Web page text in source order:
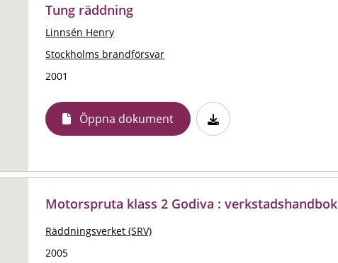
Tung räddning
Linnsén Henry
Stockholms brandförsvar
2001
Öppna dokument
Motorspruta klass 2 Godiva : verkstadshandbok
Räddningsverket (SRV)
2005